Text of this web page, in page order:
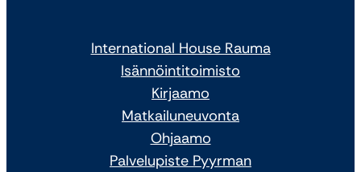
International House Rauma
Isännöintitoimisto
Kirjaamo
Matkailuneuvonta
Ohjaamo
Palvelupiste Pyyrman